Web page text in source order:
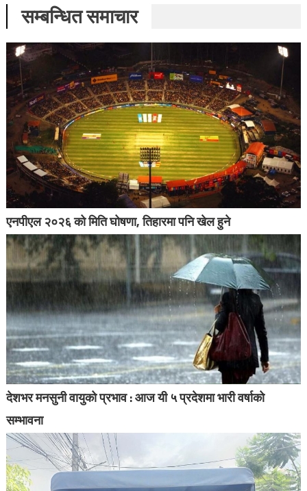
सम्बन्धित समाचार
एनपीएल २०२६ को मिति घोषणा, तिहारमा पनि खेल हुने
देशभर मनसुनी वायुको प्रभाव : आज यी ५ प्रदेशमा भारी वर्षाको
सम्भावना